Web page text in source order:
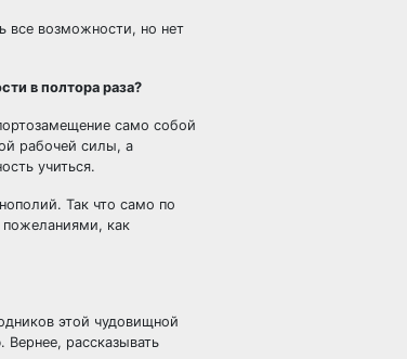
все возможности, но нет
в полтора раза?
само собой
рабочей силы, а
учиться.
Так что само по
пожеланиями, как
этой чудовищной
рассказывать